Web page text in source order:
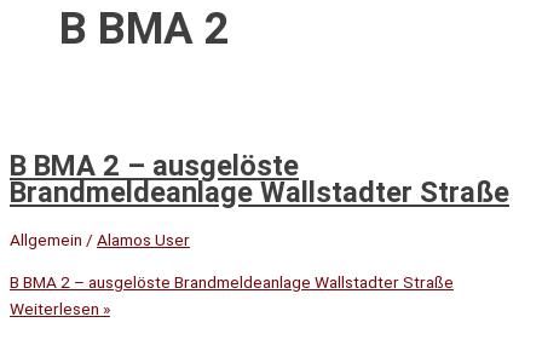
B BMA 2
B BMA 2 – ausgelöste
Brandmeldeanlage Wallstadter Straße
Allgemein / Alamos User
B BMA 2 – ausgelöste Brandmeldeanlage Wallstadter Straße
Weiterlesen »